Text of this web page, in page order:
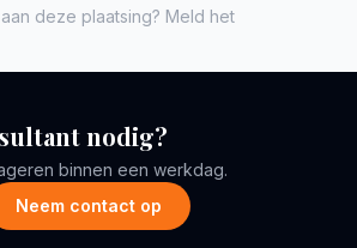
deze plaatsing? Meld het
nodig?
binnen een werkdag.
Neem contact op